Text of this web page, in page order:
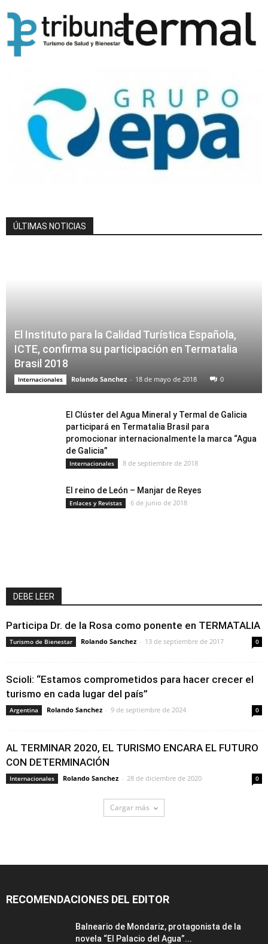
ÚLTIMAS NOTICIAS
El Instituto para la Calidad Turística Española,
ICTE, confirma su participación en Termatalia
Brasil 2018
Internacionales Rolando Sanchez - 18 de mayo de 2018 0
El Clúster del Agua Mineral y Termal de Galicia
participará en Termatalia Brasil para
promocionar internacionalmente la marca “Agua
de Galicia”
Internacionales 8 de septiembre de 2018
El reino de León – Manjar de Reyes
Enlaces y Revistas 6 de junio de 2018
DEBE LEER
Participa Dr. de la Rosa como ponente en TERMATALIA
Turismo de Bienestar Rolando Sanchez - 13 de septiembre de 2017 0
Scioli: “Estamos comprometidos para hacer crecer el
turismo en cada lugar del país”
Argentina Rolando Sanchez - 9 de septiembre de 2024 0
AL TERMINAR 2020, EL TURISMO ENCARA EL FUTURO
CON DETERMINACIÓN
Internacionales Rolando Sanchez - 28 de diciembre de 2020 0
Cargar más
RECOMENDACIONES DEL EDITOR
Balneario de Mondariz, protagonista de la
novela “El Palacio del Agua”...